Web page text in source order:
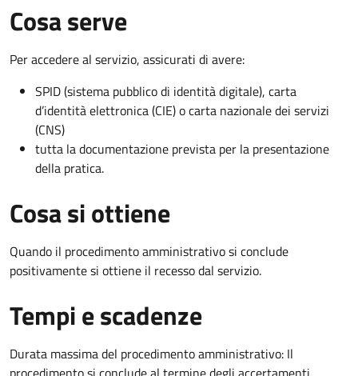
Cosa serve
Per accedere al servizio, assicurati di avere:
SPID (sistema pubblico di identità digitale), carta
d’identità elettronica (CIE) o carta nazionale dei servizi
(CNS)
tutta la documentazione prevista per la presentazione
della pratica.
Cosa si ottiene
Quando il procedimento amministrativo si conclude
positivamente si ottiene il recesso dal servizio.
Tempi e scadenze
Durata massima del procedimento amministrativo: Il